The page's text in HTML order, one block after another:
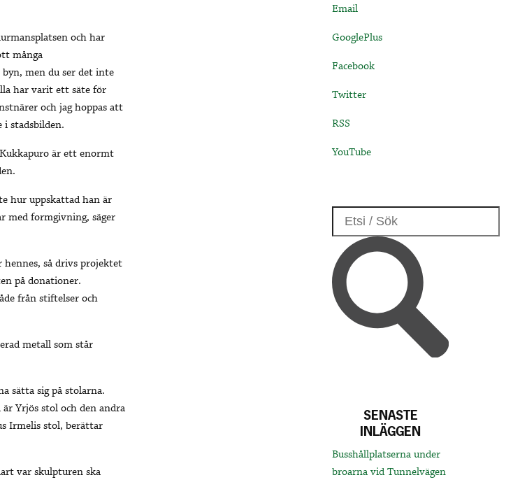
och har
många
men du ser det inte
har varit ett säte för
och jag hoppas att
i stadsbilden.
är ett enormt
hur uppskattad han är
med formgivning, säger
så drivs projektet
på donationer.
från stiftelser och
metall som står
sätta sig på stolarna.
Yrjös stol och den andra
Irmelis stol, berättar
var skulpturen ska
Email
GooglePlus
Facebook
Twitter
RSS
YouTube
SENASTE
INLÄGGEN
Busshållplatserna under
broarna vid Tunnelvägen